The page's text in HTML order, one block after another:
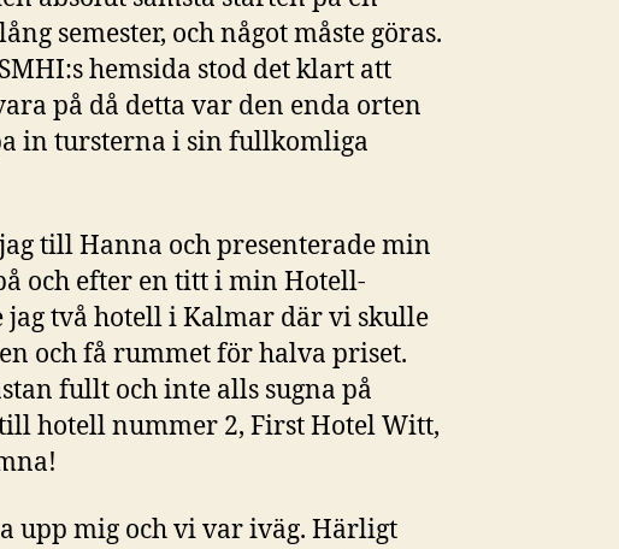
semester, och något måste göras.
hemsida stod det klart att
på då detta var den enda orten
in tursterna i sin fullkomliga
till Hanna och presenterade min
och efter en titt i min Hotell-
jag två hotell i Kalmar där vi skulle
och få rummet för halva priset.
fullt och inte alls sugna på
hotell nummer 2, First Hotel Witt,
upp mig och vi var iväg. Härligt